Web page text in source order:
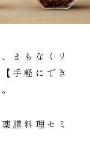
まもなくリ
手軽にでき
膳料理セミ